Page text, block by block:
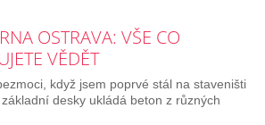
OSTRAVA: VŠE CO
VĚDĚT
když jsem poprvé stál na staveništi
desky ukládá beton z různých